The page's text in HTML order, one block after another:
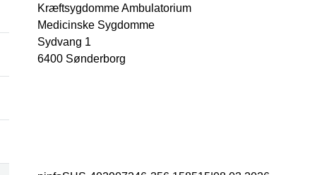
Kræftsygdomme Ambulatorium
Medicinske Sygdomme
Sydvang 1
6400 Sønderborg